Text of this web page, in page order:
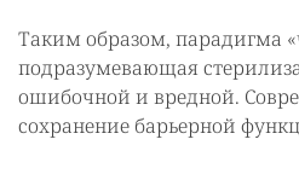
Таким образом, парадигма
подразумевающая
ошибочной и вредной.
сохранение барьерной